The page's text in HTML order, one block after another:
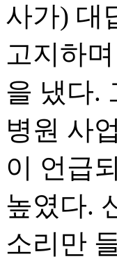
사가) 대
고지하
을 냈다.
병원 사
이 언급
높였다.
소리만